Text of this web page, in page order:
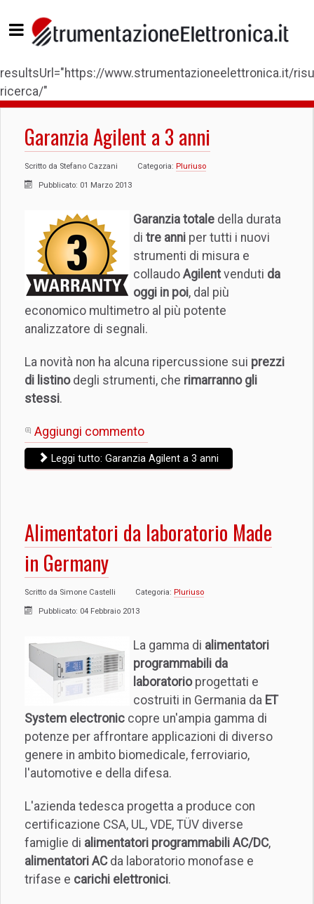
resultsUrl="https://www.strumentazioneelettronica.it/
ricerca/"
Garanzia Agilent a 3 anni
Scritto da Stefano Cazzani Categoria: Pluriuso
Pubblicato: 01 Marzo 2013
Garanzia totale della durata
di tre anni per tutti i nuovi
strumenti di misura e
collaudo Agilent venduti da
oggi in poi, dal più
economico multimetro al più potente
analizzatore di segnali.
La novità non ha alcuna ripercussione sui prezzi
di listinodegli strumenti, che rimarranno gli
stessi.
Aggiungi commento
Leggi tutto: Garanzia Agilent a 3 anni
Alimentatori da laboratorio Made
in Germany
Scritto da Simone Castelli Categoria: Pluriuso
Pubblicato: 04 Febbraio 2013
La gamma di alimentatori
programmabili da
laboratorioprogettati e
costruiti in Germania da ET
System electronic copre un'ampia gamma di
potenze per affrontare applicazioni di diverso
genere in ambito biomedicale, ferroviario,
l'automotive e della difesa.
L'azienda tedesca progetta a produce con
certificazione CSA, UL, VDE, TÜV diverse
famiglie di alimentatori programmabili AC/DC,
alimentatori ACda laboratorio monofase e
trifase e carichi elettronici.